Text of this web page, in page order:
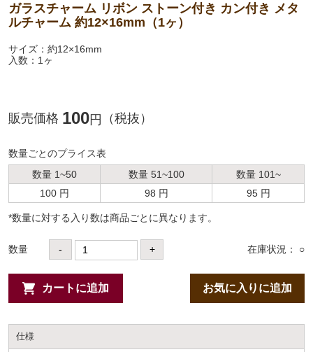
ガラスチャーム リボン ストーン付き カン付き メタ
ルチャーム 約12×16mm（1ヶ）
サイズ：約12×16mm
入数：1ヶ
販売価格 100円 （税抜）
数量ごとのプライス表
数量 1~50
数量 51~100
数量 101~
100 円
98 円 95 円
*数量に対する⼊り数は商品ごとに異なります。
数量 - + 在庫状況： ○
カートに追加 お気に入りに追加
仕様